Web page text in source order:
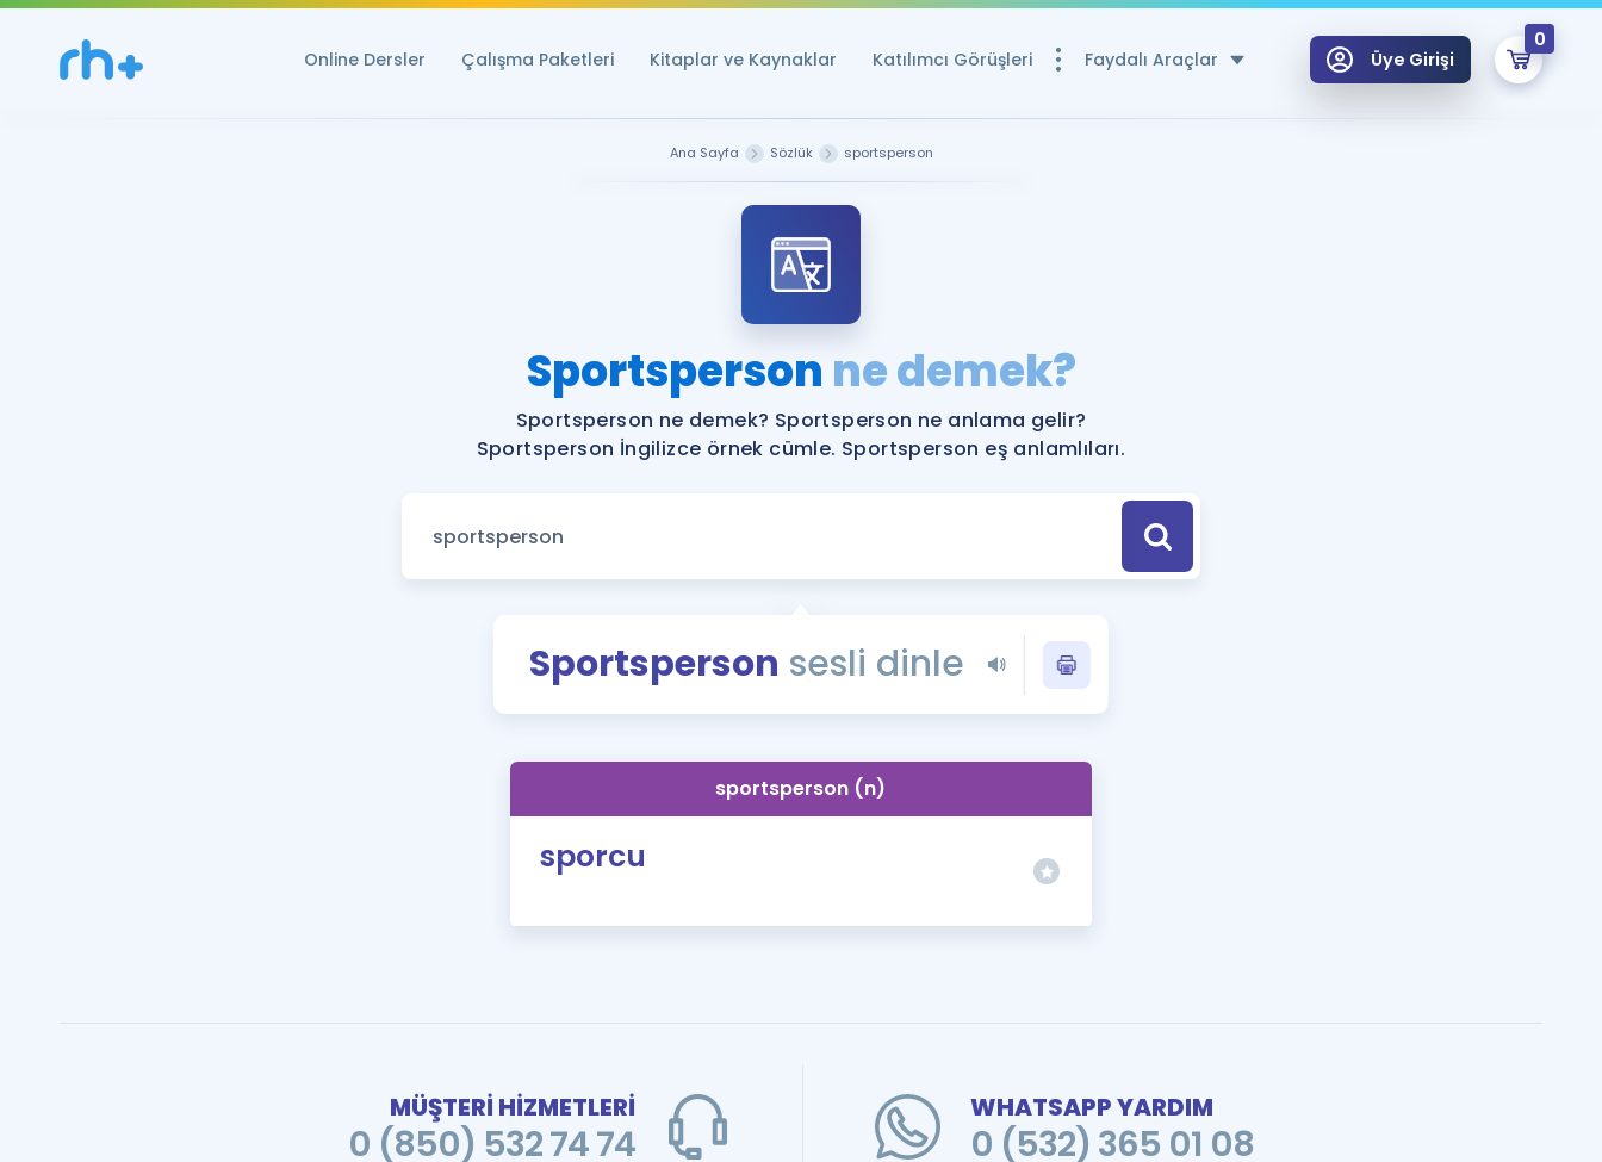
Online Dersler Çalışma Paketleri Kitaplar ve Kaynaklar Katılımcı Görüşleri Faydalı Araçlar
Ücretsiz Kaynaklar
YDS ve YÖKDİL Puan Hesaplama Aracı
YDS ve YÖKDİL'e Hazırlananlar için Öneriler
Tüm ÖSYM Sınavları Tek Takvimde
Blog
YDS - YÖKDİL Tüm Sınavlarla İlgili Haberler
İngilizce Gramer
Üye Girişi
0
Remzi Hoca ile seni sınava hazırlayacak onlarca eğitim seni bekliyor!
Ana Sayfa Sözlük sportsperson
Sportsperson ne demek?
Sportsperson ne demek? Sportsperson ne anlama gelir?
Sportsperson İngilizce örnek cümle. Sportsperson eş anlamlıları.
Sportsperson sesli dinle
sportsperson (n)
sporcu
MÜŞTERİ HİZMETLERİ
0 (850) 532 74 74
WHATSAPP YARDIM
0 (532) 365 01 08